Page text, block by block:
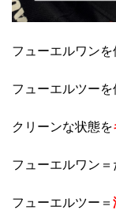
フューエルワンを
フューエルツーを
クリーンな状態を
フューエルワン
フューエルツー＝